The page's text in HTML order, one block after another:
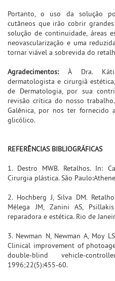
Portanto, o uso da solução
cutâneos que irão cobrir
solução de continuidade, áreas
neovascularização e uma
tornar viável a sobrevida do
Agradecimentos:À Dra. Kátia
dermatologista e cirurgiã
de Dermatologia, por sua
revisão crítica do nosso
Galênica, por nos ter fornecido
glicólico.
REFERÊNCIAS BIBLIOGRÁFICAS
1. Destro MWB. Retalhos. In:
Cirurgia plástica. São
2. Hochberg J, Silva DM.
Mélega JM, Zanini AS,
reparadora e estética. Rio de
3. Newman N, Newman A, Moy
Clinical improvement of
double-blind vehicle-
1996;22(5):455-60.